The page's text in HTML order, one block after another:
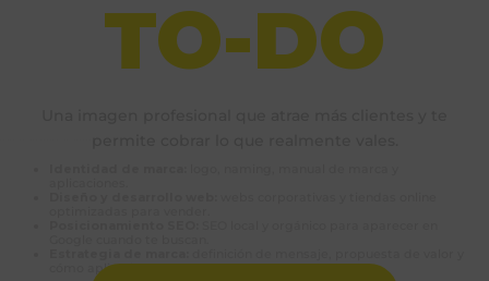
TO-DO
cómo aplicarla.